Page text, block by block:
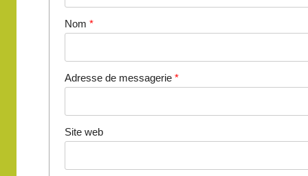
Nom *
Adresse de messagerie *
Site web